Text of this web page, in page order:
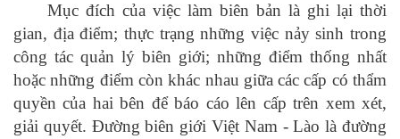
Mục đích của việc làm biên bản là ghi lại thời
gian, địa điểm; thực trạng những việc nảy sinh trong
công tác quản lý biên giới; những điểm thống nhất
hoặc những điểm còn khác nhau giữa các cấp có thẩm
quyền của hai bên để báo cáo lên cấp trên xem xét,
giải quyết. Đường biên giới Việt Nam - Lào là đường